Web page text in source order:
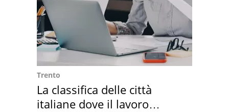
Trento
La classifica delle città
italiane dove il lavoro